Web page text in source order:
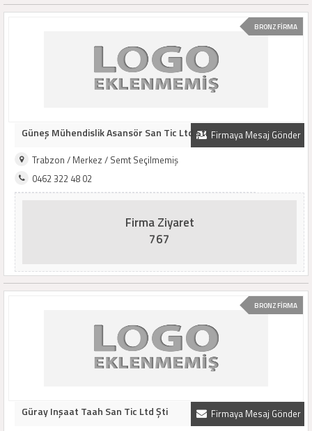
BRONZ FİRMA
Firmaya Mesaj Gönder
Güneş Mühendislik Asansör San Tic Ltd Şti
Trabzon / Merkez / Semt Seçilmemiş
0462 322 48 02
Firma Ziyaret
767
BRONZ FİRMA
Firmaya Mesaj Gönder
Güray Inşaat Taah San Tic Ltd Şti